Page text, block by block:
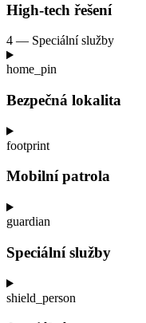
High-tech řešení
4 — Speciální služby
home_pin
Bezpečná lokalita
footprint
Mobilní patrola
guardian
Speciální služby
shield_person